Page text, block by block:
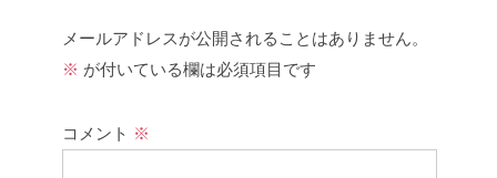
メールアドレスが公開されることはありません。
※ が付いている欄は必須項目です
コメント ※